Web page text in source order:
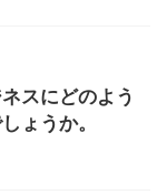
スにどのよう
ょうか。